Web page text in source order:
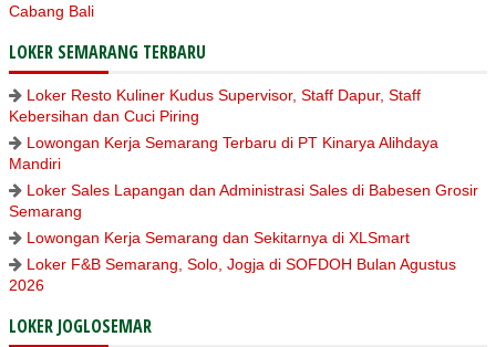
Cabang Bali
LOKER SEMARANG TERBARU
Loker Resto Kuliner Kudus Supervisor, Staff Dapur, Staff
Kebersihan dan Cuci Piring
Lowongan Kerja Semarang Terbaru di PT Kinarya Alihdaya
Mandiri
Loker Sales Lapangan dan Administrasi Sales di Babesen Grosir
Semarang
Lowongan Kerja Semarang dan Sekitarnya di XLSmart
Loker F&B Semarang, Solo, Jogja di SOFDOH Bulan Agustus
2026
LOKER JOGLOSEMAR